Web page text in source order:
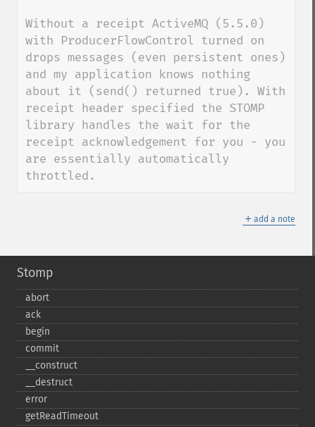
Without a receipt ActiveMQ (5.5.0)
with ProducerFlowControl turned on
drops messages (even persistent ones)
and my application knows nothing
about it (send() returned true). With
receipt header specified the STOMP
library handles the wait for the
receipt acknowledgement for you - you
are essentially automatically
throttled.
＋ add a note
Stomp
abort
ack
begin
commit
_​_​construct
_​_​destruct
error
getReadTimeout